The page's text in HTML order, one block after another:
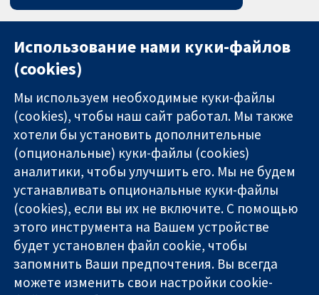
Надёжные
доказательства
Информированные
решения
Во благо
здоровья
11-13 Cavendish
Square
London
W1G 0AN
United Kingdom
Связаться с
нами
Новости
Пресс-
служба
О нас
Работа
Cochrane
Использование нами куки-файлов
(cookies)
Мы используем необходимые куки-файлы
(cookies), чтобы наш сайт работал. Мы также
хотели бы установить дополнительные
(опциональные) куки-файлы (cookies)
аналитики, чтобы улучшить его. Мы не будем
устанавливать опциональные куки-файлы
(cookies), если вы их не включите. С помощью
этого инструмента на Вашем устройстве
будет установлен файл cookie, чтобы
запомнить Ваши предпочтения. Вы всегда
можете изменить свои настройки cookie-